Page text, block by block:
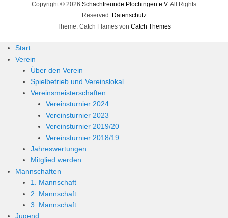
Copyright © 2026 Schachfreunde Plochingen e.V.All Rights
Reserved. Datenschutz
Theme: Catch Flames von Catch Themes
Start
Verein
Über den Verein
Spielbetrieb und Vereinslokal
Vereinsmeisterschaften
Vereinsturnier 2024
Vereinsturnier 2023
Vereinsturnier 2019/20
Vereinsturnier 2018/19
Jahreswertungen
Mitglied werden
Mannschaften
1. Mannschaft
2. Mannschaft
3. Mannschaft
Jugend